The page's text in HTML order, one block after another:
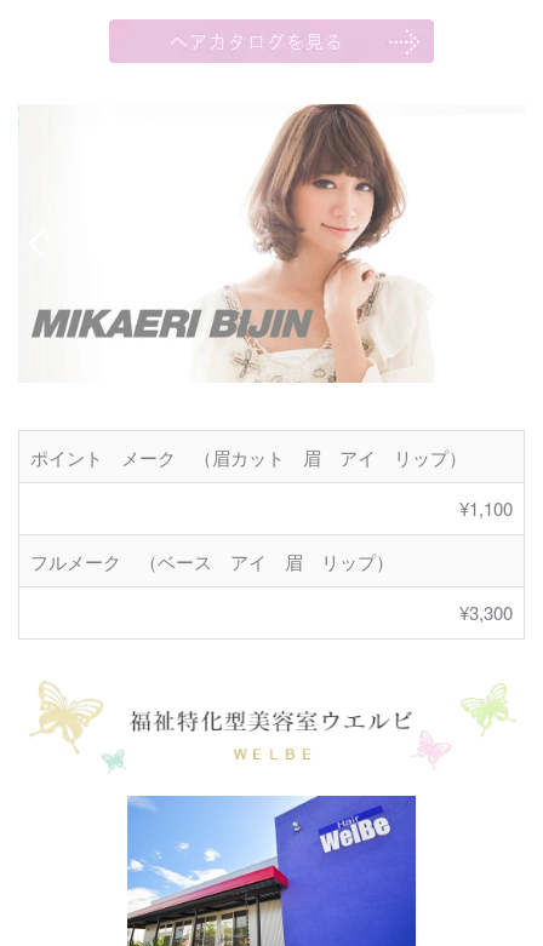
ポイント メーク （眉カット 眉 アイ リップ）
¥1,100
フルメーク （ベース アイ 眉 リップ）
¥3,300